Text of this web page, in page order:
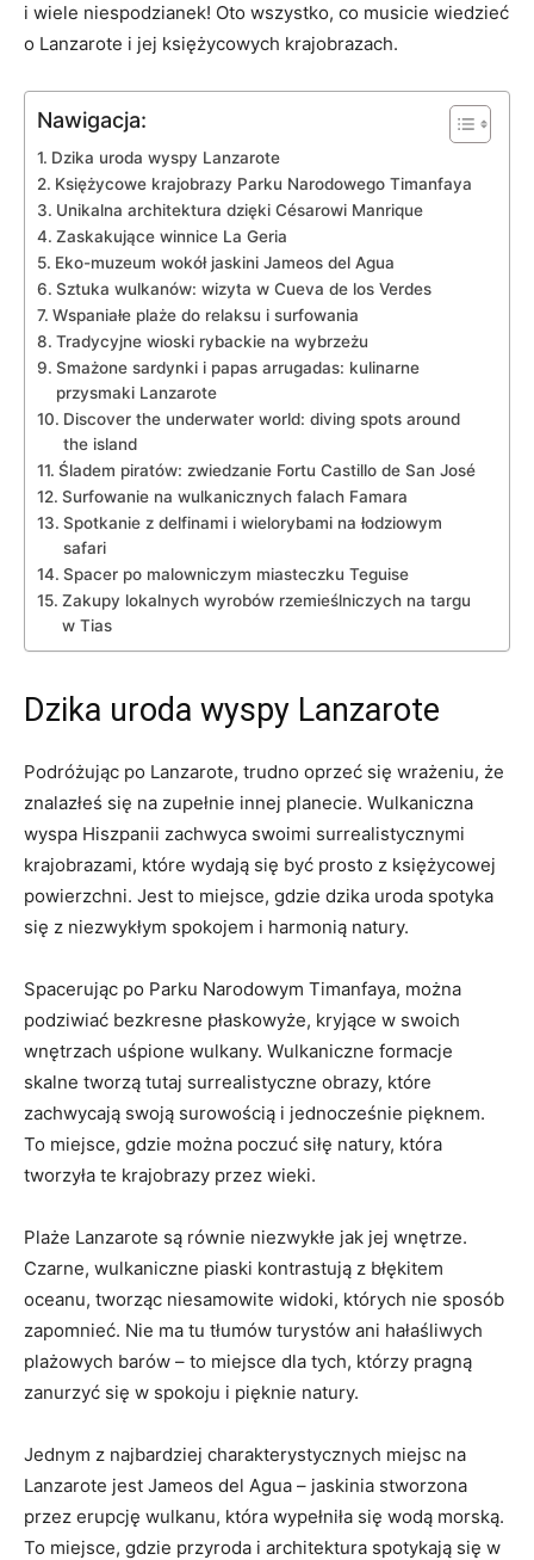
i wiele niespodzianek! Oto wszystko, co musicie wiedzieć
o Lanzarote i jej księżycowych krajobrazach.
Nawigacja:
Dzika uroda wyspy Lanzarote
Księżycowe krajobrazy Parku Narodowego Timanfaya
Unikalna architektura dzięki Césarowi Manrique
Zaskakujące winnice La Geria
Eko-muzeum wokół jaskini Jameos del Agua
Sztuka wulkanów: wizyta w Cueva de los Verdes
Wspaniałe plaże do relaksu i surfowania
Tradycyjne wioski rybackie na wybrzeżu
Smażone sardynki i papas arrugadas: kulinarne
przysmaki Lanzarote
Discover the underwater world: diving spots around
the island
Śladem piratów: zwiedzanie Fortu Castillo de San José
Surfowanie na wulkanicznych falach Famara
Spotkanie z delfinami i wielorybami na łodziowym
safari
Spacer po malowniczym miasteczku Teguise
Zakupy lokalnych wyrobów rzemieślniczych na targu
w Tias
Dzika uroda wyspy Lanzarote
Podróżując po Lanzarote, trudno oprzeć się wrażeniu, że
znalazłeś się na zupełnie innej planecie. Wulkaniczna
wyspa Hiszpanii zachwyca swoimi surrealistycznymi
krajobrazami, które wydają się być prosto z księżycowej
powierzchni. Jest to miejsce, gdzie dzika uroda spotyka
się z niezwykłym spokojem i harmonią natury.
Spacerując po Parku Narodowym Timanfaya, można
podziwiać bezkresne płaskowyże, kryjące w swoich
wnętrzach uśpione wulkany. Wulkaniczne formacje
skalne tworzą tutaj surrealistyczne obrazy, które
zachwycają swoją surowością i jednocześnie pięknem.
To miejsce, gdzie można poczuć siłę natury, która
tworzyła te krajobrazy przez wieki.
Plaże Lanzarote są równie niezwykłe jak jej wnętrze.
Czarne, wulkaniczne piaski kontrastują z błękitem
oceanu, tworząc niesamowite widoki, których nie sposób
zapomnieć. Nie ma tu tłumów turystów ani hałaśliwych
plażowych barów – to miejsce dla tych, którzy pragną
zanurzyć się w spokoju i pięknie natury.
Jednym z najbardziej charakterystycznych miejsc na
Lanzarote jest Jameos del Agua – jaskinia stworzona
przez erupcję wulkanu, która wypełniła się wodą morską.
To miejsce, gdzie przyroda i architektura spotykają się w